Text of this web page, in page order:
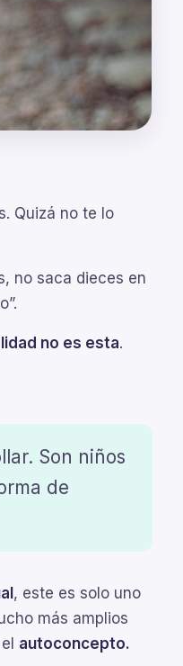
Quizá no te lo
no saca dieces en
no es esta.
Son niños
de
, este es solo uno
más amplios
el autoconcepto.